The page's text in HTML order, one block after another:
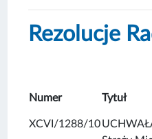
Rezolucje
Numer Tytuł
XCVI/1288/10